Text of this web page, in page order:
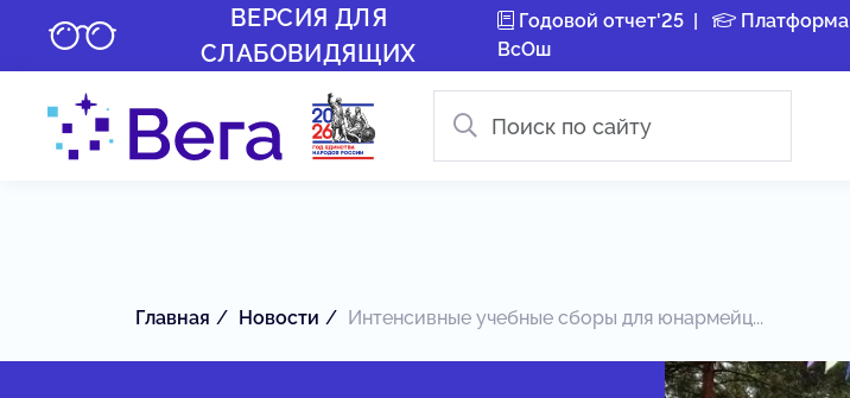
ВЕРСИЯ ДЛЯ
СЛАБОВИДЯЩИХ
Годовой отчет'25|
Платформа
ВсОш
Главная Новости Интенсивные учебные сборы для юнармейц...